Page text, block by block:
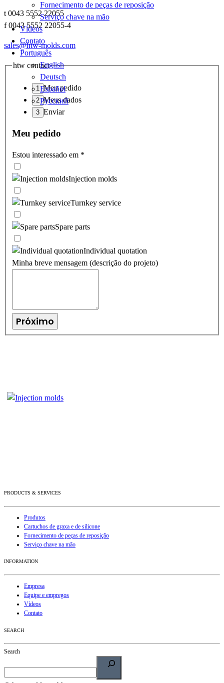
Fornecimento de peças de reposição
Serviço chave na mão
Vídeos
Contato
Português
English
Deutsch
Español
Русский
t 0043 5552 22055
f 0043 5552 22055-4
sales@htw-molds.com
htw contact
Meu pedido
Meus dados
Enviar
Meu pedido
Estou interessado em *
Injection molds
Turnkey service
Spare parts
Individual quotation
Minha breve mensagem (descrição do projeto)
Próximo
PRODUCTS & SERVICES
Produtos
Cartuchos de graxa e de silicone
Fornecimento de peças de reposição
Serviço chave na mão
INFORMATION
Empresa
Equipe e empregos
Vídeos
Contato
SEARCH
Search